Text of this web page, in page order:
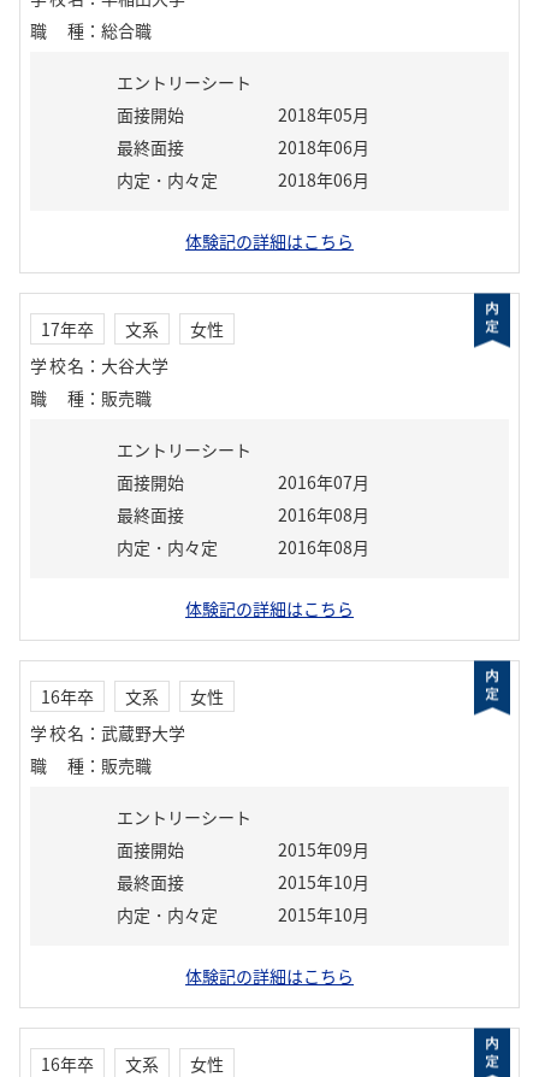
職種 ： 総合職
エントリーシート
面接開始
2018年05月
最終面接
2018年06月
内定・内々定
2018年06月
体験記の詳細はこちら
17年卒 文系
女性
学校名 ： 大谷大学
職種 ： 販売職
エントリーシート
面接開始
2016年07月
最終面接
2016年08月
内定・内々定
2016年08月
体験記の詳細はこちら
16年卒 文系
女性
学校名 ： 武蔵野大学
職種 ： 販売職
エントリーシート
面接開始
2015年09月
最終面接
2015年10月
内定・内々定
2015年10月
体験記の詳細はこちら
16年卒 文系
女性